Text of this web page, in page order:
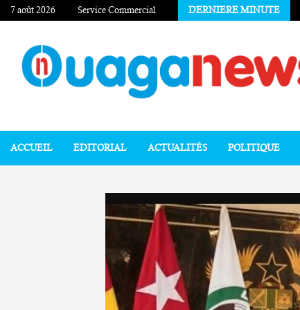
7 août 2026 Service Commercial DERNIERE MINUTE
ACCUEIL EDITORIAL ACTUALITÉS POLITIQUE